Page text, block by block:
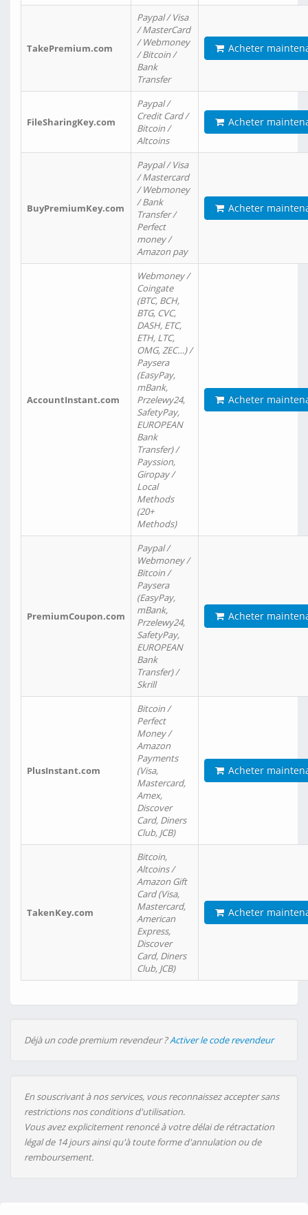
TakePremium.com
Paypal / Visa
/ MasterCard
/ Webmoney
/ Bitcoin /
Bank
Transfer
Acheter
FileSharingKey.com
Paypal /
Credit Card /
Bitcoin /
Altcoins
Acheter
BuyPremiumKey.com
Paypal / Visa
/ Mastercard
/ Webmoney
/ Bank
Transfer /
Perfect
money /
Amazon pay
Acheter
AccountInstant.com
Webmoney /
Coingate
(BTC, BCH,
BTG, CVC,
DASH, ETC,
ETH, LTC,
OMG, ZEC…) /
Paysera
(EasyPay,
mBank,
Przelewy24,
SafetyPay,
EUROPEAN
Bank
Transfer) /
Payssion,
Giropay /
Local
Methods
(20+
Methods)
Acheter
PremiumCoupon.com
Paypal /
Webmoney /
Bitcoin /
Paysera
(EasyPay,
mBank,
Przelewy24,
SafetyPay,
EUROPEAN
Bank
Transfer) /
Skrill
Acheter
PlusInstant.com
Bitcoin /
Perfect
Money /
Amazon
Payments
(Visa,
Mastercard,
Amex,
Discover
Card, Diners
Club, JCB)
Acheter
TakenKey.com
Bitcoin,
Altcoins /
Amazon Gift
Card (Visa,
Mastercard,
American
Express,
Discover
Card, Diners
Club, JCB)
Acheter
Déjà un code premium revendeur ?Activer le code revendeur
En souscrivant à nos services, vous reconnaissez accepter sans
restrictions nos conditions d'utilisation.
Vous avez explicitement renoncé à votre délai de rétractation
légal de 14 jours ainsi qu'à toute forme d'annulation ou de
remboursement.